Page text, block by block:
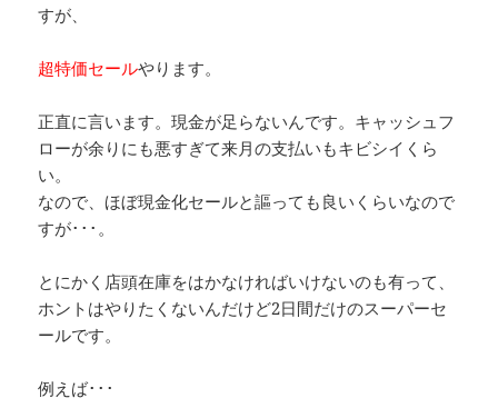
すが、
超特価セールやります。
正直に言います。現金が足らないんです。キャッシュフ
ローが余りにも悪すぎて来月の支払いもキビシイくら
い。
なので、ほぼ現金化セールと謳っても良いくらいなので
すが･･･。
とにかく店頭在庫をはかなければいけないのも有って、
ホントはやりたくないんだけど2日間だけのスーパーセ
ールです。
例えば･･･